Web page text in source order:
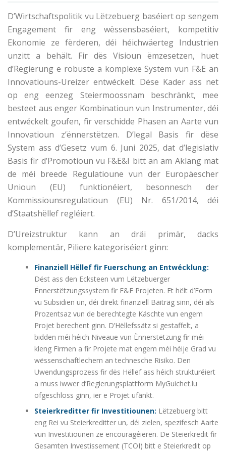
D’Wirtschaftspolitik vu Lëtzebuerg baséiert op sengem
Engagement fir eng wëssensbaséiert, kompetitiv
Ekonomie ze fërderen, déi héichwäerteg Industrien
unzitt a behält. Fir dës Visioun ëmzesetzen, huet
d’Regierung e robuste a komplexe System vun F&E an
Innovatiouns-Ureizer entwéckelt. Dëse Kader ass net
op eng eenzeg Steiermoossnam beschränkt, mee
besteet aus enger Kombinatioun vun Instrumenter, déi
entwéckelt goufen, fir verschidde Phasen an Aarte vun
Innovatioun z’ënnerstëtzen. D’legal Basis fir dëse
System ass d’Gesetz vum 6. Juni 2025, dat d’legislativ
Basis fir d’Promotioun vu F&E&I bitt an am Aklang mat
de méi breede Regulatioune vun der Europäescher
Unioun (EU) funktionéiert, besonnesch der
Kommissiounsregulatioun (EU) Nr. 651/2014, déi
d’Staatshëllef regléiert.
D’Ureizstruktur kann an dräi primär, dacks
komplementär, Piliere kategoriséiert ginn:
Finanziell Hëllef fir Fuerschung an Entwécklung:
Dëst ass den Ecksteen vum Lëtzebuerger
Ënnerstëtzungssystem fir F&E Projeten. Et hëlt d’Form
vu Subsidien un, déi direkt finanziell Bäiträg sinn, déi als
Prozentsaz vun de berechtegte Käschte vun engem
Projet berechent ginn. D’Hëllefssätz si gestaffelt, a
bidden méi héich Niveaue vun Ënnerstëtzung fir méi
kleng Firmen a fir Projete mat engem méi héije Grad vu
wëssenschaftlechem an technesche Risiko. Den
Uwendungsprozess fir dës Hëllef ass héich strukturéiert
a muss iwwer d’Regierungsplattform MyGuichet.lu
ofgeschloss ginn, ier e Projet ufänkt.
Steierkreditter fir Investitiounen: Lëtzebuerg bitt
eng Rei vu Steierkreditter un, déi zielen, spezifesch Aarte
vun Investitiounen ze encouragéieren. De Steierkredit fir
Gesamten Investissement (TCOI) bitt e Steierkredit op